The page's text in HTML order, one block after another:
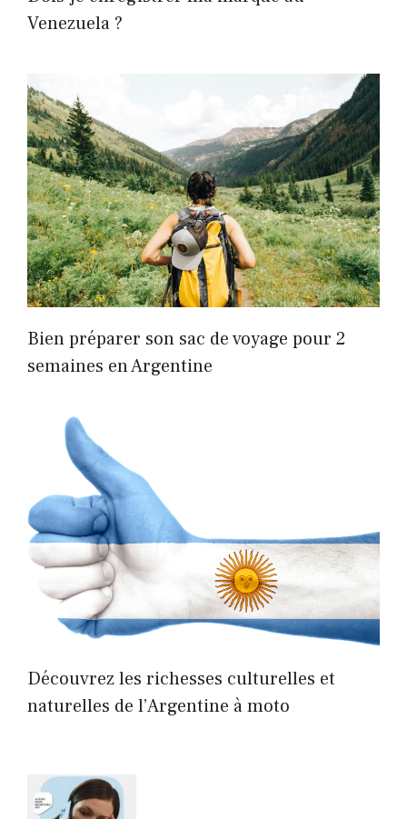
Venezuela ?
Bien préparer son sac de voyage pour 2
semaines en Argentine
Découvrez les richesses culturelles et
naturelles de l’Argentine à moto